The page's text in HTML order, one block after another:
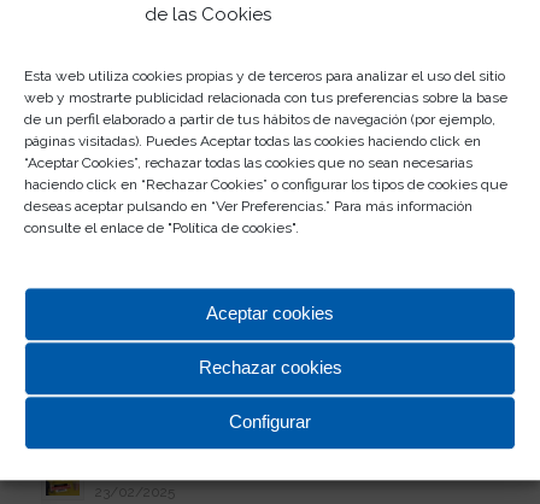
de las Cookies
Esta web utiliza cookies propias y de terceros para analizar el uso del sitio
web y mostrarte publicidad relacionada con tus preferencias sobre la base
de un perfil elaborado a partir de tus hábitos de navegación (por ejemplo,
páginas visitadas). Puedes Aceptar todas las cookies haciendo click en
“Aceptar Cookies”, rechazar todas las cookies que no sean necesarias
haciendo click en “Rechazar Cookies” o configurar los tipos de cookies que
deseas aceptar pulsando en “Ver Preferencias.” Para más información
consulte el enlace de "Política de cookies".
Aceptar cookies
Rechazar cookies
Configurar
Gran Sorteo de La Casa de Muñecas de Gabby
Presume de Mascotas y gana un viaje GRATIS
29/09/2025
¡Gana hasta 200€ con la Vuelta al Cole!
01/09/2025
¡Llévate GRATIS una Nintendo Switch 2!
10/06/2025
Estrena Primavera con regalo en Rosaleda
¡Celebra el Día del Padre! Gana un vale de 300€
23/02/2025